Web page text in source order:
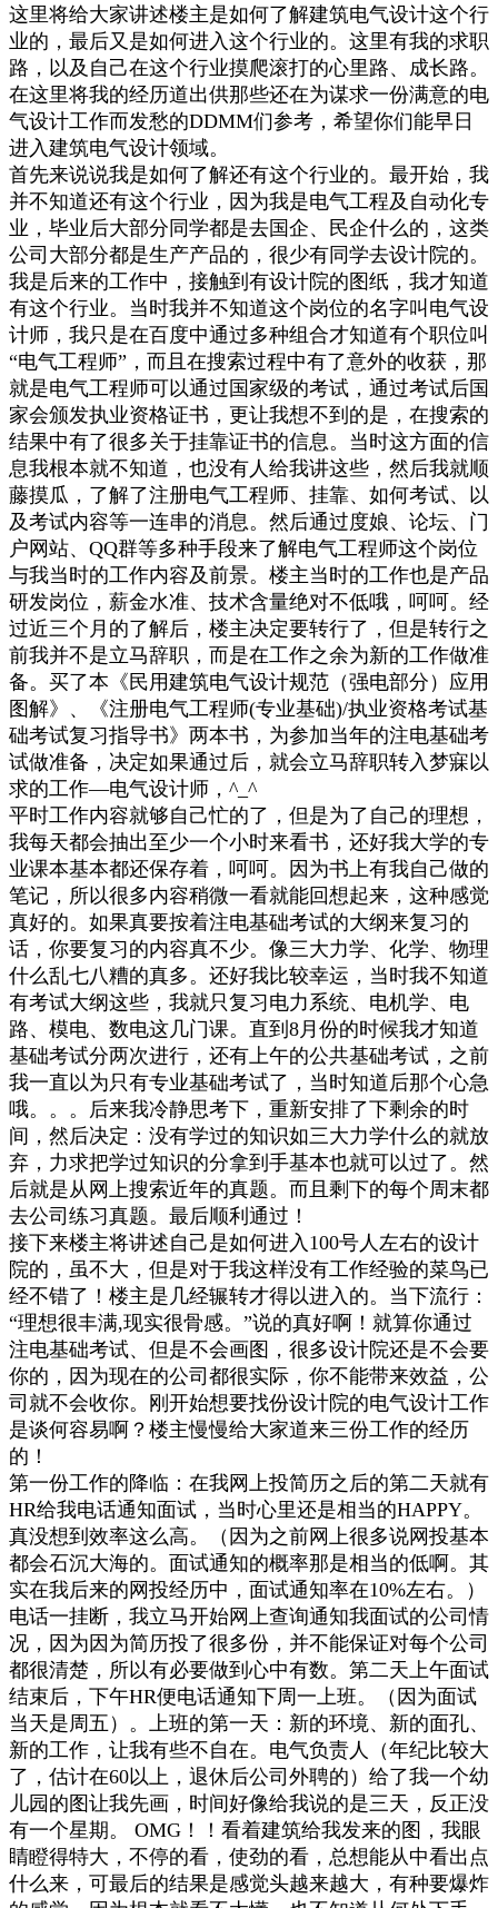
这里将给大家讲述楼主是如何了解建筑电气设计这个行
业的，最后又是如何进入这个行业的。这里有我的求职
路，以及自己在这个行业摸爬滚打的心里路、成长路。
在这里将我的经历道出供那些还在为谋求一份满意的电
气设计工作而发愁的DDMM们参考，希望你们能早日
进入建筑电气设计领域。
首先来说说我是如何了解还有这个行业的。最开始，我
并不知道还有这个行业，因为我是电气工程及自动化专
业，毕业后大部分同学都是去国企、民企什么的，这类
公司大部分都是生产产品的，很少有同学去设计院的。
我是后来的工作中，接触到有设计院的图纸，我才知道
有这个行业。当时我并不知道这个岗位的名字叫电气设
计师，我只是在百度中通过多种组合才知道有个职位叫
“电气工程师”，而且在搜索过程中有了意外的收获，那
就是电气工程师可以通过国家级的考试，通过考试后国
家会颁发执业资格证书，更让我想不到的是，在搜索的
结果中有了很多关于挂靠证书的信息。当时这方面的信
息我根本就不知道，也没有人给我讲这些，然后我就顺
藤摸瓜，了解了注册电气工程师、挂靠、如何考试、以
及考试内容等一连串的消息。然后通过度娘、论坛、门
户网站、QQ群等多种手段来了解电气工程师这个岗位
与我当时的工作内容及前景。楼主当时的工作也是产品
研发岗位，薪金水准、技术含量绝对不低哦，呵呵。经
过近三个月的了解后，楼主决定要转行了，但是转行之
前我并不是立马辞职，而是在工作之余为新的工作做准
备。买了本《民用建筑电气设计规范（强电部分）应用
图解》、《注册电气工程师(专业基础)/执业资格考试基
础考试复习指导书》两本书，为参加当年的注电基础考
试做准备，决定如果通过后，就会立马辞职转入梦寐以
求的工作—电气设计师，^_^
平时工作内容就够自己忙的了，但是为了自己的理想，
我每天都会抽出至少一个小时来看书，还好我大学的专
业课本基本都还保存着，呵呵。因为书上有我自己做的
笔记，所以很多内容稍微一看就能回想起来，这种感觉
真好的。如果真要按着注电基础考试的大纲来复习的
话，你要复习的内容真不少。像三大力学、化学、物理
什么乱七八糟的真多。还好我比较幸运，当时我不知道
有考试大纲这些，我就只复习电力系统、电机学、电
路、模电、数电这几门课。直到8月份的时候我才知道
基础考试分两次进行，还有上午的公共基础考试，之前
我一直以为只有专业基础考试了，当时知道后那个心急
哦。。。后来我冷静思考下，重新安排了下剩余的时
间，然后决定：没有学过的知识如三大力学什么的就放
弃，力求把学过知识的分拿到手基本也就可以过了。然
后就是从网上搜索近年的真题。而且剩下的每个周末都
去公司练习真题。最后顺利通过！
接下来楼主将讲述自己是如何进入100号人左右的设计
院的，虽不大，但是对于我这样没有工作经验的菜鸟已
经不错了！楼主是几经辗转才得以进入的。当下流行：
“理想很丰满,现实很骨感。”说的真好啊！就算你通过
注电基础考试、但是不会画图，很多设计院还是不会要
你的，因为现在的公司都很实际，你不能带来效益，公
司就不会收你。刚开始想要找份设计院的电气设计工作
是谈何容易啊？楼主慢慢给大家道来三份工作的经历
的！
第一份工作的降临：在我网上投简历之后的第二天就有
HR给我电话通知面试，当时心里还是相当的HAPPY。
真没想到效率这么高。（因为之前网上很多说网投基本
都会石沉大海的。面试通知的概率那是相当的低啊。其
实在我后来的网投经历中，面试通知率在10%左右。）
电话一挂断，我立马开始网上查询通知我面试的公司情
况，因为因为简历投了很多份，并不能保证对每个公司
都很清楚，所以有必要做到心中有数。第二天上午面试
结束后，下午HR便电话通知下周一上班。（因为面试
当天是周五）。上班的第一天：新的环境、新的面孔、
新的工作，让我有些不自在。电气负责人（年纪比较大
了，估计在60以上，退休后公司外聘的）给了我一个幼
儿园的图让我先画，时间好像给我说的是三天，反正没
有一个星期。 OMG！！看着建筑给我发来的图，我眼
睛瞪得特大，不停的看，使劲的看，总想能从中看出点
什么来，可最后的结果是感觉头越来越大，有种要爆炸